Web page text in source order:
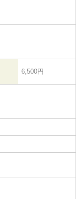
6,500円